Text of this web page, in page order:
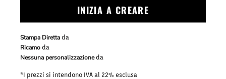
INIZIA A CREARE
Stampa Diretta da
Ricamo da
Nessuna personalizzazioneda
*I prezzi si intendono IVA al 22% esclusa